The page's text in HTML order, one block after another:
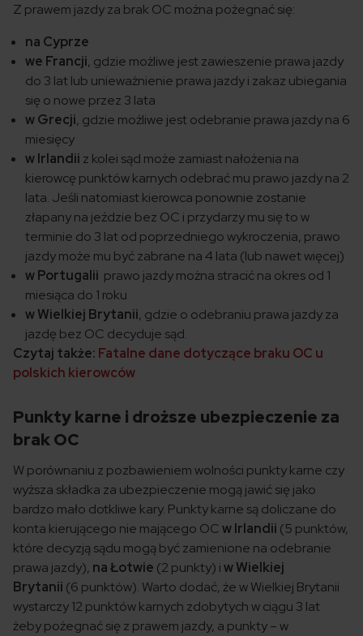
Z prawem jazdy za brak OC można pożegnać się:
na Cyprze
we Francji, gdzie możliwe jest zawieszenie prawa jazdy
do 3 lat lub unieważnienie prawa jazdy i zakaz ubiegania
się o nowe przez 3 lata
w Grecji, gdzie możliwe jest odebranie prawa jazdy na 6
miesięcy
w Irlandii z kolei sąd może zamiast nałożenia na
kierowcę punktów karnych odebrać mu prawo jazdy na 2
lata. Jeśli natomiast kierowca ponownie zostanie
złapany na jeździe bez OC i przydarzy mu się to w
terminie do 3 lat od poprzedniego wykroczenia, prawo
jazdy może mu być zabrane na 4 lata (lub nawet więcej)
w Portugalii prawo jazdy można stracić na okres od 1
miesiąca do 1 roku
w Wielkiej Brytanii, gdzie o odebraniu prawa jazdy za
jazdę bez OC decyduje sąd.
Czytaj także: Fatalne dane dotyczące braku OC u
polskich kierowców
Punkty karne i droższe ubezpieczenie za
brak OC
W porównaniu z pozbawieniem wolności punkty karne czy
wyższa składka za ubezpieczenie mogą jawić się jako
bardzo mało dotkliwe kary. Punkty karne są doliczane do
konta kierującego nie mającego OCw Irlandii (5 punktów,
które decyzją sądu mogą być zamienione na odebranie
prawa jazdy), na Łotwie (2 punkty) iw Wielkiej
Brytanii (6 punktów). Warto dodać, że w Wielkiej Brytanii
wystarczy 12 punktów karnych zdobytych w ciągu 3 lat
żeby pożegnać się z prawem jazdy, a punkty – w